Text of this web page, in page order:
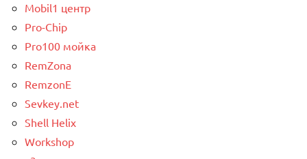
Mobil1 центр
Pro-Chip
Pro100 мойка
RemZona
RemzonE
Sevkey.net
Shell Helix
Workshop